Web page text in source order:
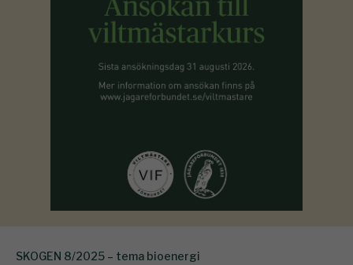
SKOGEN 8/2025 – tema bioenergi